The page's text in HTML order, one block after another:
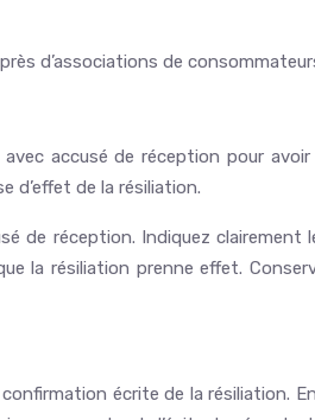
d’associations de
accusé de réception pour
d’effet de la résiliation.
de réception. Indiquez
la résiliation prenne effet.
écrite de la résiliation.